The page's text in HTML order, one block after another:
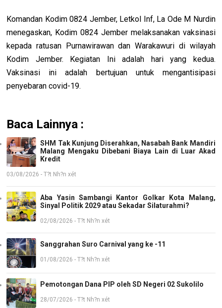
Komandan Kodim 0824 Jember, Letkol Inf, La Ode M Nurdin
menegaskan, Kodim 0824 Jember melaksanakan vaksinasi
kepada ratusan Purnawirawan dan Warakawuri di wilayah
Kodim Jember. Kegiatan Ini adalah hari yang kedua.
Vaksinasi ini adalah bertujuan untuk mengantisipasi
penyebaran covid-19.
Baca Lainnya :
SHM Tak Kunjung Diserahkan, Nasabah Bank Mandiri
Malang Mengaku Dibebani Biaya Lain di Luar Akad
Kredit
03/08/2026 - T?t Nh?n xét
Aba Yasin Sambangi Kantor Golkar Kota Malang,
Sinyal Politik 2029 atau Sekadar Silaturahmi?
02/08/2026 - T?t Nh?n xét
Sanggrahan Suro Carnival yang ke -11
01/08/2026 - T?t Nh?n xét
Pemotongan Dana PIP oleh SD Negeri 02 Sukolilo
28/07/2026 - T?t Nh?n xét